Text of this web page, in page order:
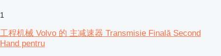
1
工程机械 Volvo 的 主减速器 Transmisie Finală Second
Hand pentru